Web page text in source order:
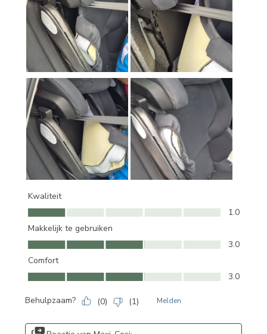
Kwaliteit
Kwaliteit, 1.0 van 5
1.0
Makkelijk te gebruiken
Makkelijk te gebruiken, 3.0 van 5
3.0
Comfort
Comfort, 3.0 van 5
3.0
Behulpzaam? (0) (1) Melden